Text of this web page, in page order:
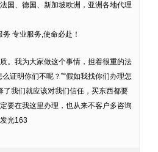
国、德国、新加坡欧洲，亚洲各地代理
专业服务,使命必赴！
。我为大家做这个事情，担着很重的法
证明你们不呢？”“假如我找你们办理怎
了我们就应该对我们信任，买东西都要
要在我这里办理，也从来不客户多咨询
光163